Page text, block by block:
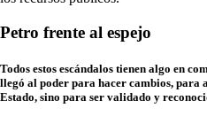
Petro frente al espejo
Todos estos escándalos tienen algo en
llegó al poder para hacer cambios, para
Estado, sino para ser validado y